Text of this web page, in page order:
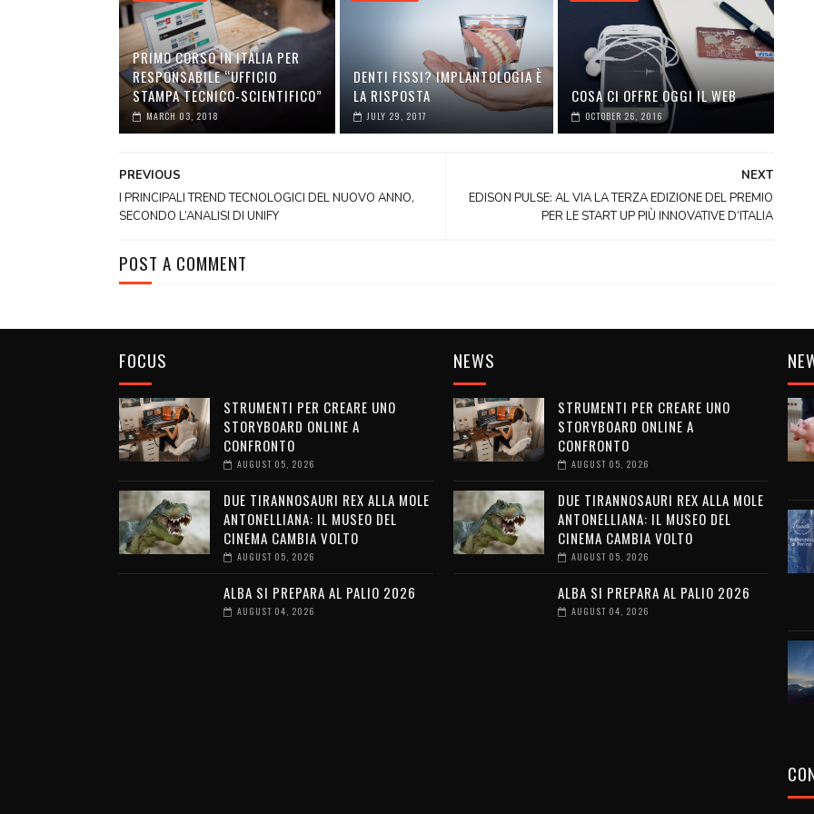
PRIMO CORSO IN ITALIA PER
RESPONSABILE “UFFICIO
STAMPA TECNICO-SCIENTIFICO”
MARCH 03, 2018
DENTI FISSI? IMPLANTOLOGIA È
LA RISPOSTA
JULY 29, 2017
COSA CI OFFRE OGGI IL WEB
OCTOBER 26, 2016
NEXT
EDISON PULSE: AL VIA LA TERZA EDIZIONE DEL PREMIO
PER LE START UP PIÙ INNOVATIVE D’ITALIA
PREVIOUS
I PRINCIPALI TREND TECNOLOGICI DEL NUOVO ANNO,
SECONDO L’ANALISI DI UNIFY
POST A COMMENT
FOCUS
STRUMENTI PER CREARE UNO
STORYBOARD ONLINE A
CONFRONTO
AUGUST 05, 2026
DUE TIRANNOSAURI REX ALLA MOLE
ANTONELLIANA: IL MUSEO DEL
CINEMA CAMBIA VOLTO
AUGUST 05, 2026
ALBA SI PREPARA AL PALIO 2026
AUGUST 04, 2026
NEWS
STRUMENTI PER CREARE UNO
STORYBOARD ONLINE A
CONFRONTO
AUGUST 05, 2026
DUE TIRANNOSAURI REX ALLA MOLE
ANTONELLIANA: IL MUSEO DEL
CINEMA CAMBIA VOLTO
AUGUST 05, 2026
ALBA SI PREPARA AL PALIO 2026
AUGUST 04, 2026